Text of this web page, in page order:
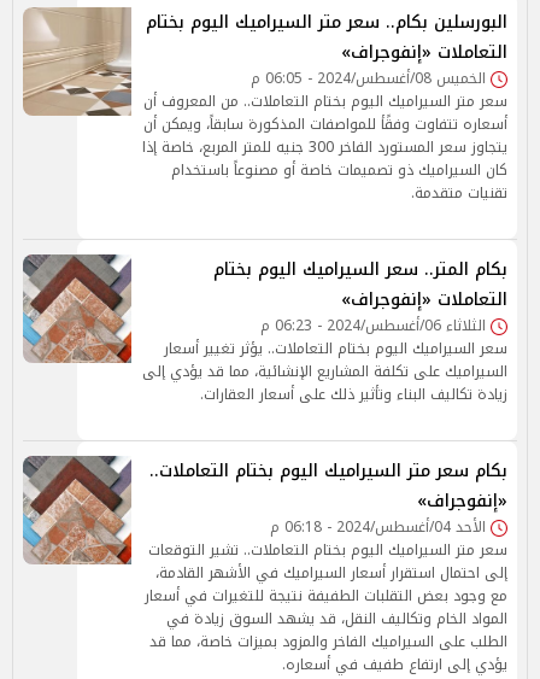
البورسلين بكام.. سعر متر السيراميك اليوم بختام
التعاملات «إنفوجراف»
الخميس 08/أغسطس/2024 - 06:05 م
سعر متر السيراميك اليوم بختام التعاملات.. من المعروف أن
أسعاره تتفاوت وفقًأ للمواصفات المذكورة سابقاً، ويمكن أن
يتجاوز سعر المستورد الفاخر 300 جنيه للمتر المربع، خاصة إذا
كان السيراميك ذو تصميمات خاصة أو مصنوعاً باستخدام
تقنيات متقدمة.
بكام المتر.. سعر السيراميك اليوم بختام
التعاملات «إنفوجراف»
الثلاثاء 06/أغسطس/2024 - 06:23 م
سعر السيراميك اليوم بختام التعاملات.. يؤثر تغيير أسعار
السيراميك على تكلفة المشاريع الإنشائية، مما قد يؤدي إلى
زيادة تكاليف البناء وتأثير ذلك على أسعار العقارات.
بكام سعر متر السيراميك اليوم بختام التعاملات..
«إنفوجراف»
الأحد 04/أغسطس/2024 - 06:18 م
سعر متر السيراميك اليوم بختام التعاملات.. تشير التوقعات
إلى احتمال استقرار أسعار السيراميك في الأشهر القادمة،
مع وجود بعض التقلبات الطفيفة نتيجة للتغيرات في أسعار
المواد الخام وتكاليف النقل، قد يشهد السوق زيادة في
الطلب على السيراميك الفاخر والمزود بميزات خاصة، مما قد
يؤدي إلى ارتفاع طفيف في أسعاره.